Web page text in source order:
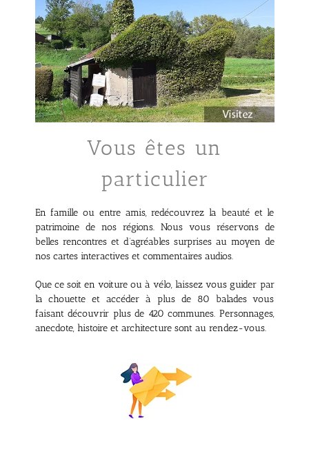
Vous êtes un
particulier
En famille ou entre amis, redécouvrez la beauté et le
patrimoine de nos régions. Nous vous réservons de
belles rencontres et d’agréables surprises au moyen de
nos cartes interactives et commentaires audios.
Que ce soit en voiture ou à vélo, laissez vous guider par
la chouette et accéder à plus de 80 balades vous
faisant découvrir plus de 420 communes. Personnages,
anecdote, histoire et architecture sont au rendez-vous.